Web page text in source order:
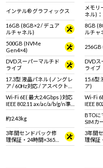
インテル® グラフィックス
16GB (8GB×2 / デュア
ルチャネル)
500GB (NVMe
Gen4×4)
DVDスーパーマルチド
ライブ
17.3型 液晶パネル (ノングレ
ア / 60Hz対応 / アスペクト比
16:9)
Wi-Fi 6E( 最大2.4Gbps )対応
IEEE 802.11 ax/ac/a/b/g/n準
拠 ＋ Bluetooth 5内蔵
約2.43kg
3年間センドバック修
理保証・24時間×365
日電話サポート
メモリ
ネル)
フィッ
(デュ
ル®
8GB
ルチャ
256GB
DVDス
ライブ
15.6型
ア)
Wi-Fi
IEEE
拠 ＋
BTOに
SIMカ
Micro
3年間
理保証
日電話